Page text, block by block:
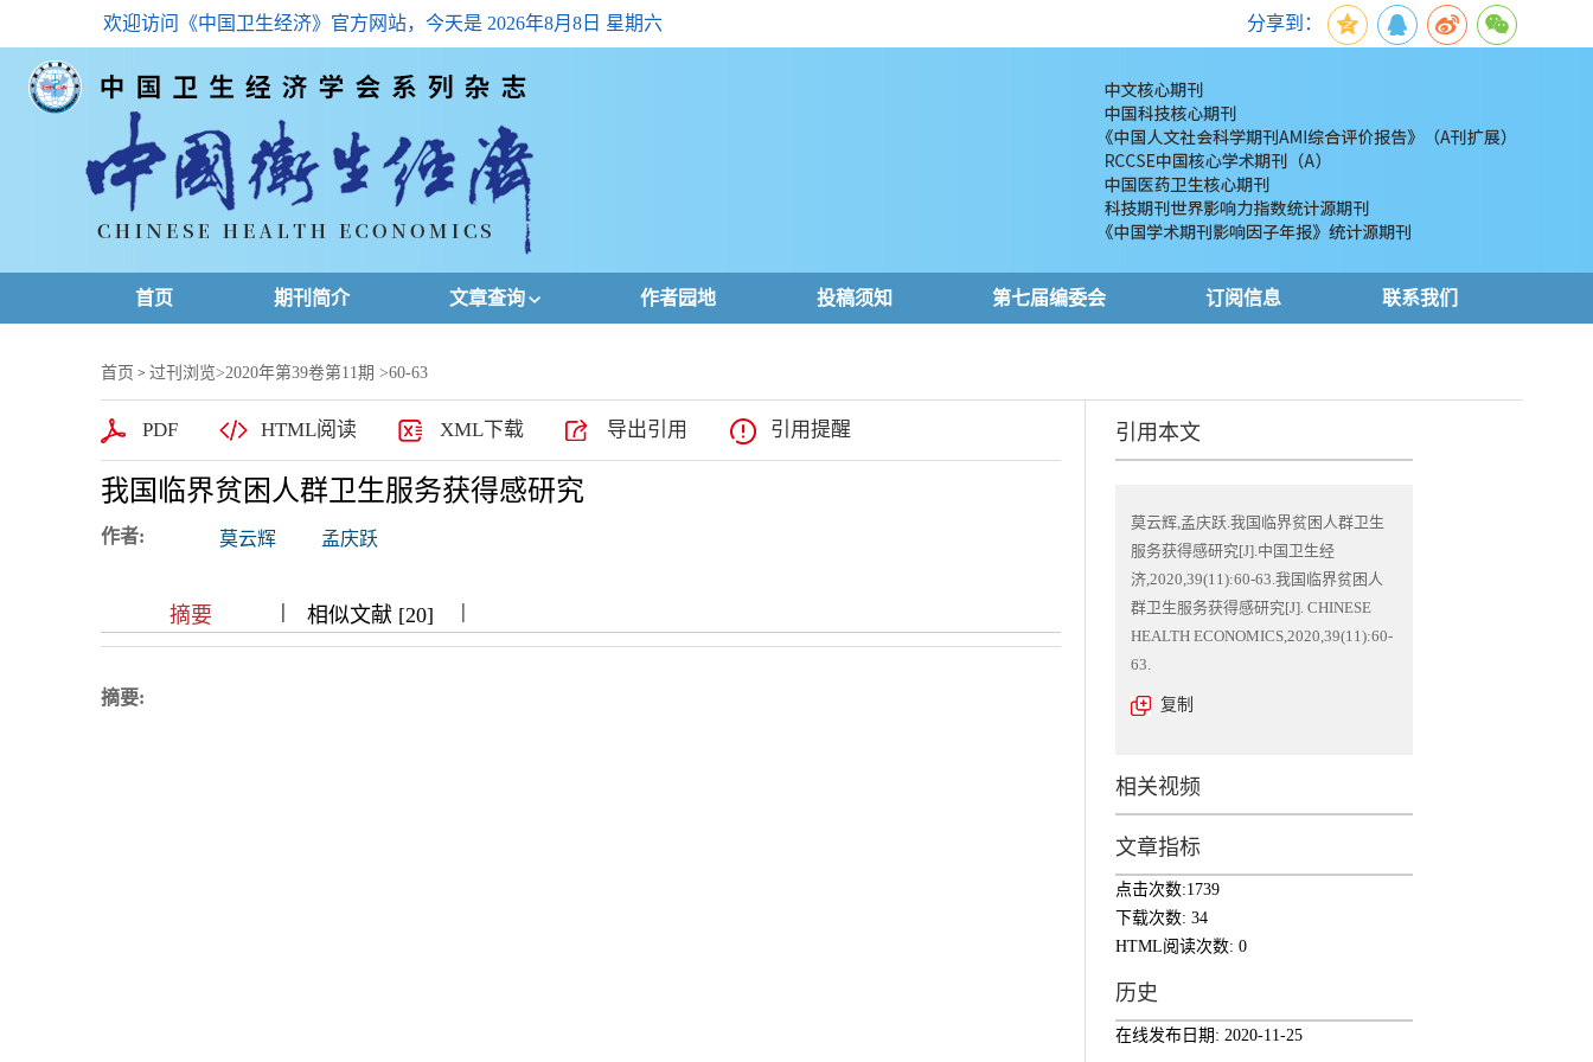
欢迎访问《中国卫生经济》官方网站，今天是 2026年8月8日 星期六 分享到：
首页 期刊简介 文章查询
高级查询
下载排名
作者园地 投稿须知 第七届编委会 订阅信息 联系我们
首页 > 过刊浏览>2020年第39卷第11期 >60-63
PDF HTML阅读 XML下载 导出引用 引用提醒
我国临界贫困人群卫生服务获得感研究
作者: 莫云辉 孟庆跃
摘要 |||| 相似文献 [20] |||
摘要:
引用本文
莫云辉,孟庆跃.我国临界贫困人群卫生
服务获得感研究[J].中国卫生经
济,2020,39(11):60-63.我国临界贫困人
群卫生服务获得感研究[J]. CHINESE
HEALTH ECONOMICS,2020,39(11):60-
63.
复制
相关视频
文章指标
点击次数:1739
下载次数: 34
HTML阅读次数: 0
历史
在线发布日期: 2020-11-25